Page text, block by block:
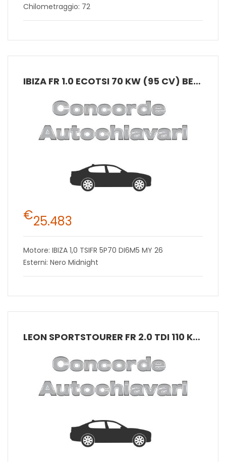
Chilometraggio: 72
IBIZA FR 1.0 ECOTSI 70 KW (95 CV) BENZINA MANUALE 5 MARCE 2WD
€25.483
Motore: IBIZA 1,0 TSIFR 5P70 DI6M5 MY 26
Esterni: Nero Midnight
LEON SPORTSTOURER FR 2.0 TDI 110 KW (150 CV) DIESEL DSG 7 MARCE 2WD